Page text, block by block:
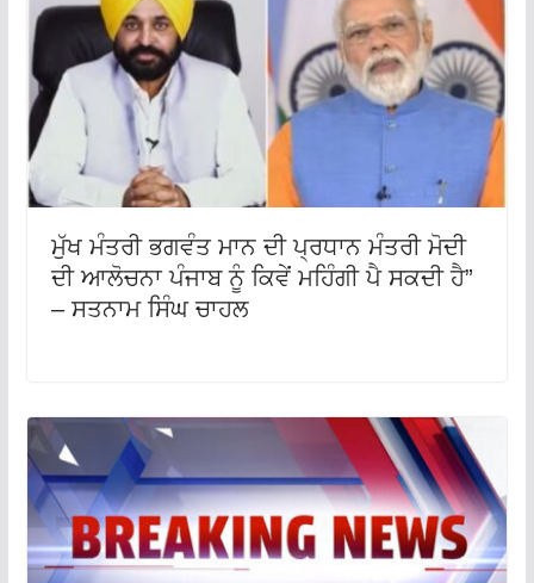
ਮੁੱਖ ਮੰਤਰੀ ਭਗਵੰਤ ਮਾਨ ਦੀ ਪ੍ਰਧਾਨ ਮੰਤਰੀ ਮੋਦੀ
ਦੀ ਆਲੋਚਨਾ ਪੰਜਾਬ ਨੂੰ ਕਿਵੇਂ ਮਹਿੰਗੀ ਪੈ ਸਕਦੀ ਹੈ”
– ਸਤਨਾਮ ਸਿੰਘ ਚਾਹਲ